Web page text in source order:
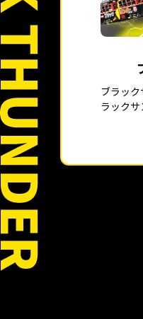
ブラッ
ラックサ